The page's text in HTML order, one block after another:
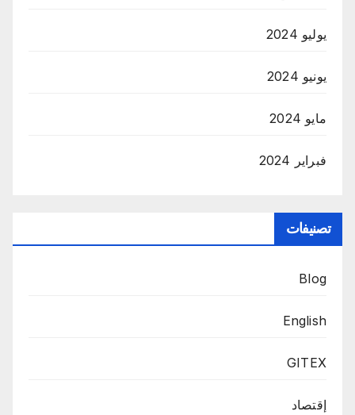
يوليو 2024
يونيو 2024
مايو 2024
فبراير 2024
تصنيفات
Blog
English
GITEX
إقتصاد